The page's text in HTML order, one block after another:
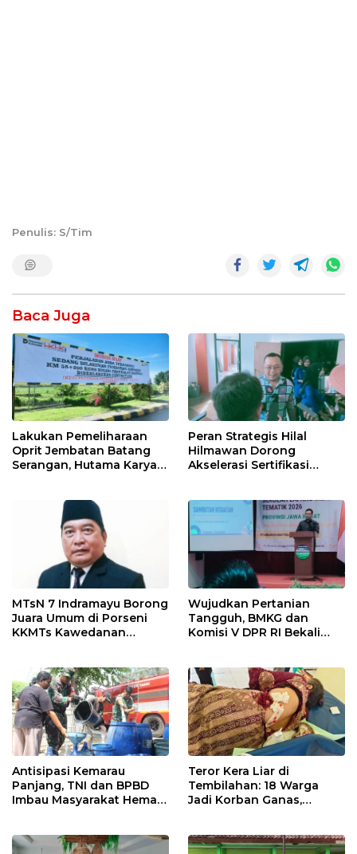
Penulis: S/Tim
Baca Juga
Lakukan Pemeliharaan
Oprit Jembatan Batang
Serangan, Hutama Karya
Peran Strategis Hilal
Hilmawan Dorong
Akselerasi Sertifikasi
Indramayu
MTsN 7 Indramayu Borong
Juara Umum di Porseni
KKMTs Kawedanan
Wujudkan Pertanian
Tangguh, BMKG dan
Komisi V DPR RI Bekali
Antisipasi Kemarau
Panjang, TNI dan BPBD
Imbau Masyarakat Hemat
Teror Kera Liar di
Tembilahan: 18 Warga
Jadi Korban Ganas,